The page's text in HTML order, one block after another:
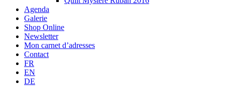
Agenda
Galerie
Shop Online
Newsletter
Mon carnet d’adresses
Contact
FR
EN
DE